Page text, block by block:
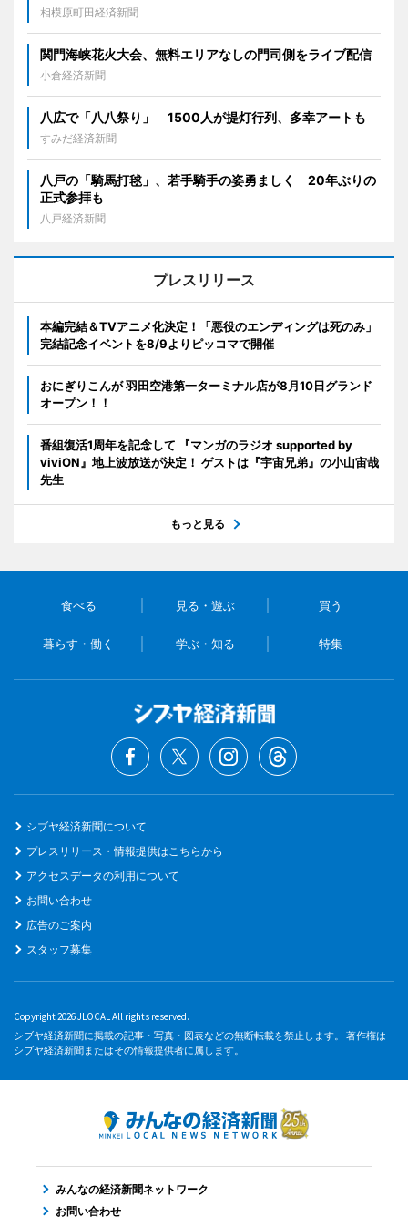
相模原町田経済新聞
関門海峡花火大会、無料エリアなしの門司側をライブ配信
小倉経済新聞
八広で「八八祭り」 1500人が提灯行列、多幸アートも
すみだ経済新聞
八戸の「騎馬打毬」、若手騎手の姿勇ましく 20年ぶりの
正式参拝も
八戸経済新聞
プレスリリース
本編完結＆TVアニメ化決定！「悪役のエンディングは死のみ」
完結記念イベントを8/9よりピッコマで開催
おにぎりこんが 羽田空港第一ターミナル店が8月10日グランド
オープン！！
番組復活1周年を記念して 『マンガのラジオ supported by
viviON』地上波放送が決定！ ゲストは『宇宙兄弟』の小山宙哉
先生
もっと見る
食べる 見る・遊ぶ 買う
暮らす・働く 学ぶ・知る 特集
シブヤ経済新聞について
プレスリリース・情報提供はこちらから
アクセスデータの利用について
お問い合わせ
広告のご案内
スタッフ募集
Copyright 2026 JLOCAL All rights reserved.
シブヤ経済新聞に掲載の記事・写真・図表などの無断転載を禁止します。 著作権は
シブヤ経済新聞またはその情報提供者に属します。
みんなの経済新聞ネットワーク
お問い合わせ